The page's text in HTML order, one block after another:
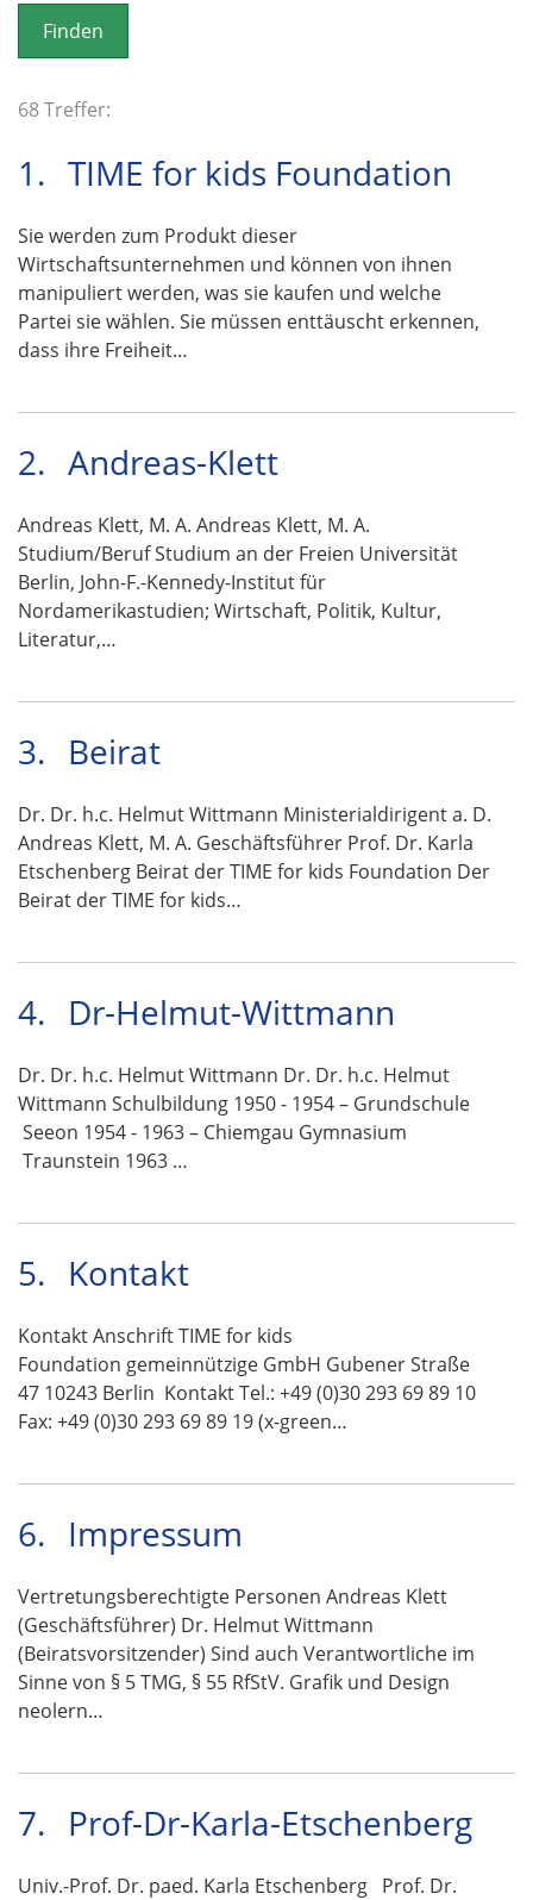
o
n
68 Treffer:
1. TIME for kids Foundation
Sie werden zum Produkt dieser
Wirtschaftsunternehmen und können von ihnen
manipuliert werden, was sie kaufen und welche
Partei sie wählen. Sie müssen enttäuscht erkennen,
dass ihre Freiheit…
2. Andreas-Klett
Andreas Klett, M. A. Andreas Klett, M. A.
Studium/Beruf Studium an der Freien Universität
Berlin, John-F.-Kennedy-Institut für
Nordamerikastudien; Wirtschaft, Politik, Kultur,
Literatur,…
3. Beirat
Dr. Dr. h.c. Helmut Wittmann Ministerialdirigent a. D.
Andreas Klett, M. A. Geschäftsführer Prof. Dr. Karla
Etschenberg Beirat der TIME for kids Foundation Der
Beirat der TIME for kids…
4. Dr-Helmut-Wittmann
Dr. Dr. h.c. Helmut Wittmann Dr. Dr. h.c. Helmut
Wittmann Schulbildung 1950 - 1954 – Grundschule
Seeon 1954 - 1963 – Chiemgau Gymnasium
Traunstein 1963 …
5. Kontakt
Kontakt Anschrift TIME for kids
Foundation gemeinnützige GmbH Gubener Straße
47 10243 Berlin Kontakt Tel.: +49 (0)30 293 69 89 10
Fax: +49 (0)30 293 69 89 19 (x-green…
6. Impressum
Vertretungsberechtigte Personen Andreas Klett
(Geschäftsführer) Dr. Helmut Wittmann
(Beiratsvorsitzender) Sind auch Verantwortliche im
Sinne von § 5 TMG, § 55 RfStV. Grafik und Design
neolern…
7. Prof-Dr-Karla-Etschenberg
Univ.-Prof. Dr. paed. Karla Etschenberg Prof. Dr.